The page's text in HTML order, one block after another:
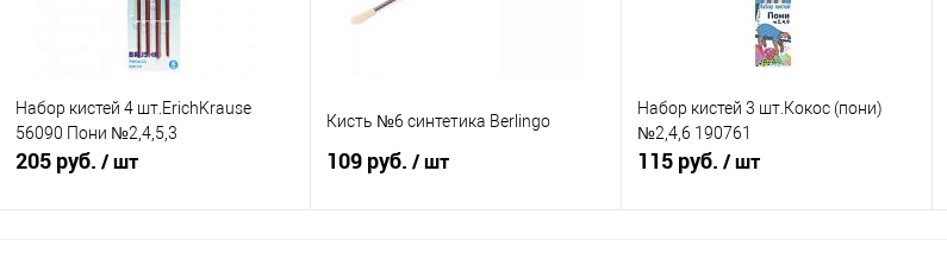
Набор кистей 4 шт.ErichKrause
56090 Пони №2,4,5,3
205 руб. / шт
Кисть №6 синтетика Berlingo
109 руб. / шт
Набор кистей 3 шт.Кокос (пони)
№2,4,6 190761
115 руб. / шт